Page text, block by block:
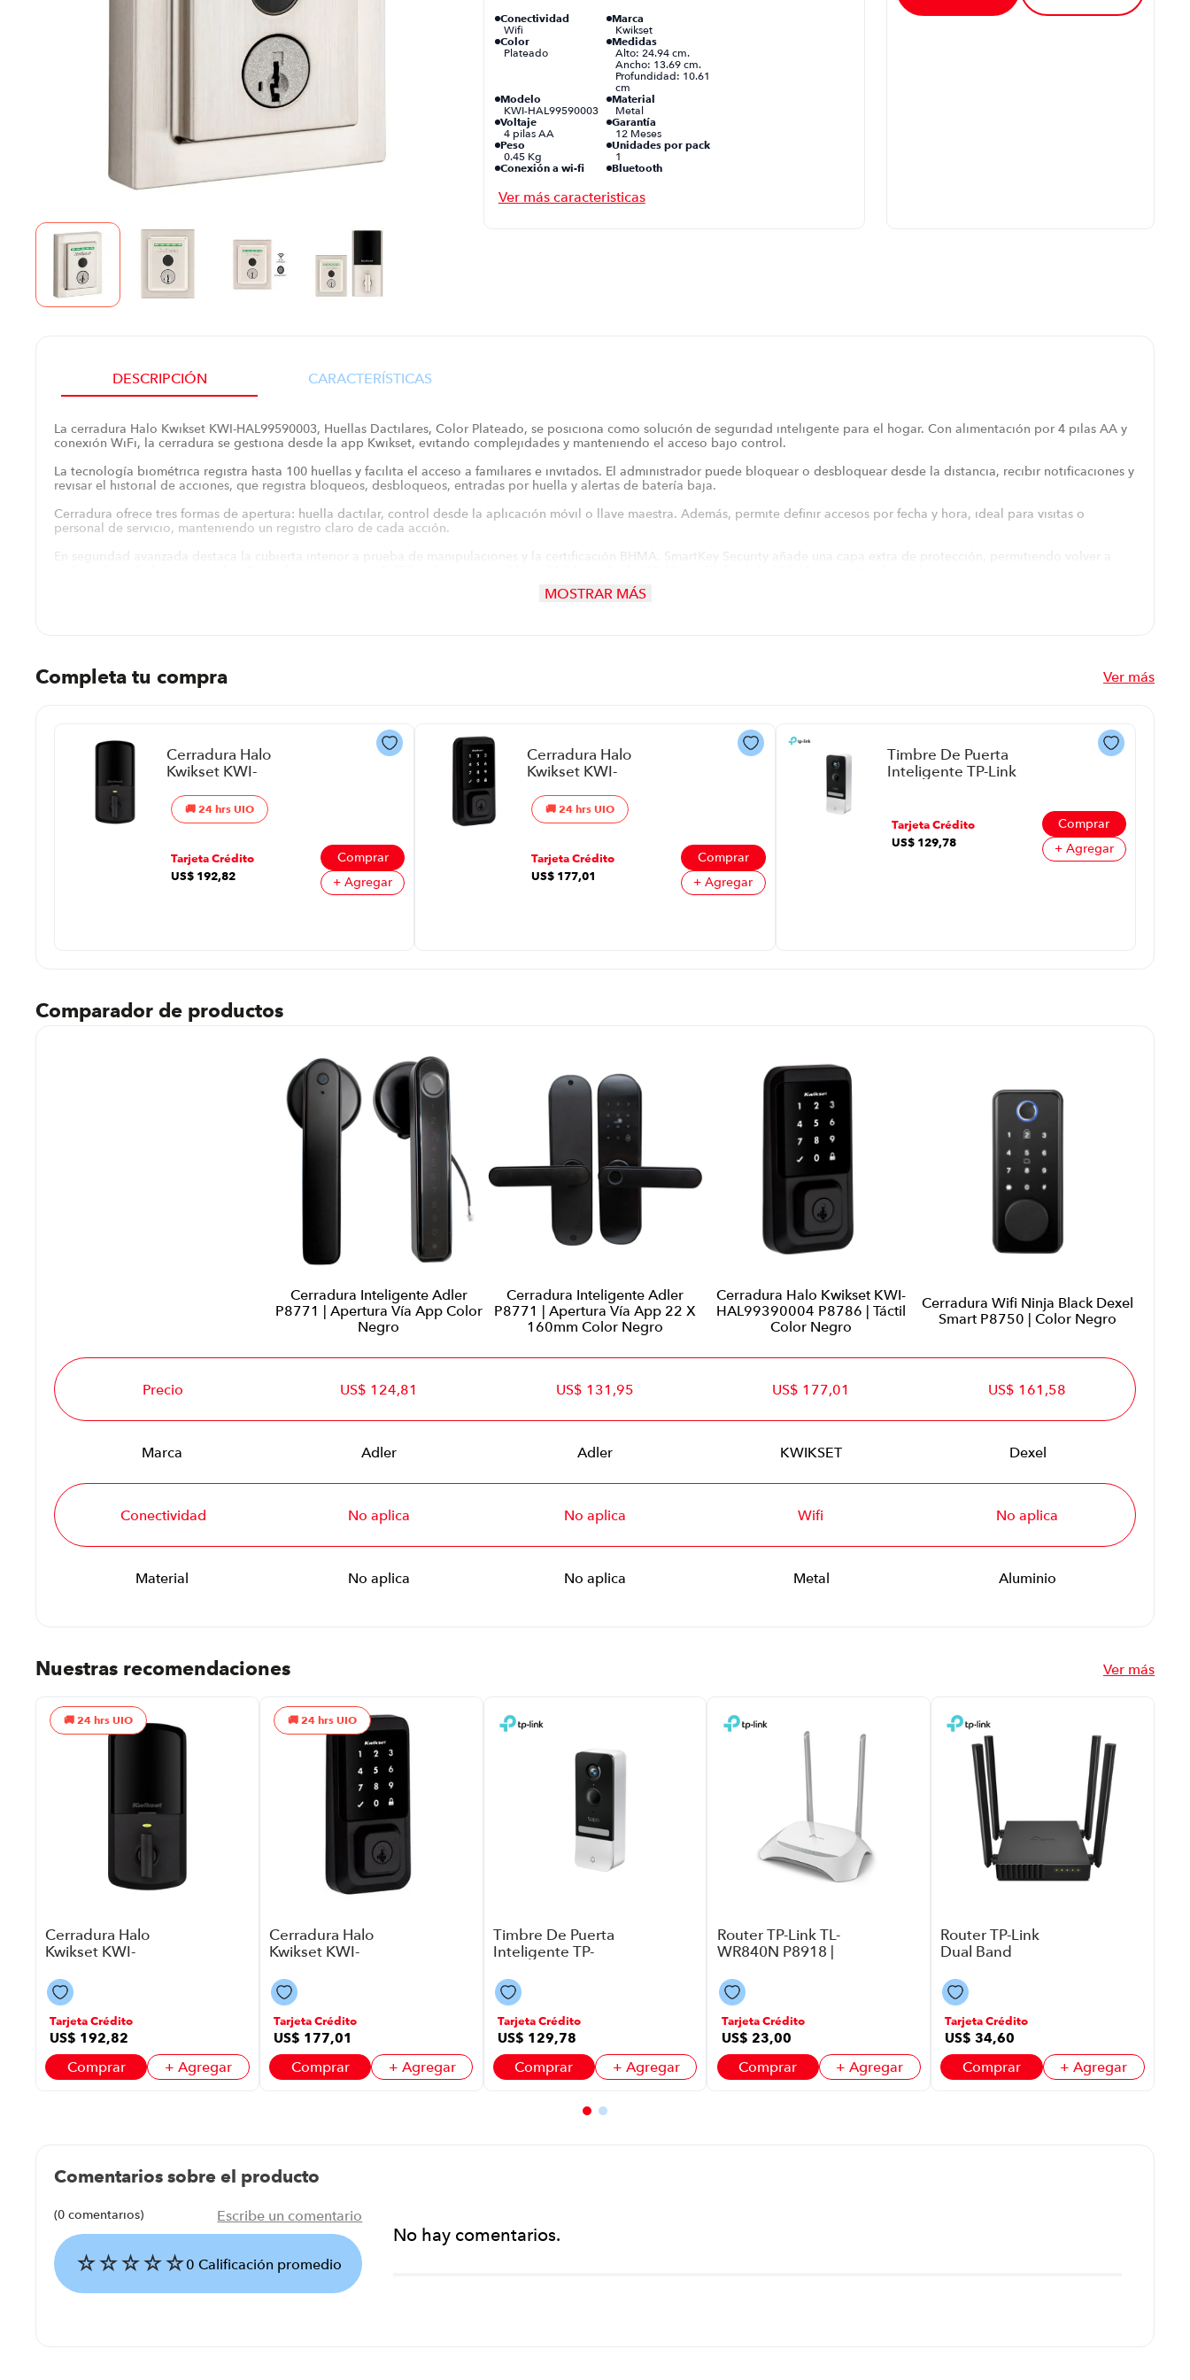
Conectividad
Wifi
Marca
Kwikset
Color
Plateado
Medidas
Alto: 24.94 cm.
Ancho: 13.69 cm.
Profundidad: 10.61
cm
Modelo
KWI-HAL99590003
Material
Metal
Voltaje
4 pilas AA
Garantía
12 Meses
Peso
0.45 Kg
Unidades por pack
1
Conexión a wi-fi
Bluetooth
Características
adicionales
DESCRIPCIÓN CARACTERÍSTICAS
La cerradura Halo Kwikset KWI-HAL99590003, Huellas Dactilares, Color Plateado, se posiciona como solución de seguridad inteligente para el hogar. Con alimentación por 4 pilas AA y
conexión WiFi, la cerradura se gestiona desde la app Kwikset, evitando complejidades y manteniendo el acceso bajo control.
La tecnología biométrica registra hasta 100 huellas y facilita el acceso a familiares e invitados. El administrador puede bloquear o desbloquear desde la distancia, recibir notificaciones y
revisar el historial de acciones, que registra bloqueos, desbloqueos, entradas por huella y alertas de batería baja.
Cerradura ofrece tres formas de apertura: huella dactilar, control desde la aplicación móvil o llave maestra. Además, permite definir accesos por fecha y hora, ideal para visitas o
personal de servicio, manteniendo un registro claro de cada acción.
En seguridad avanzada destaca la cubierta interior a prueba de manipulaciones y la certificación BHMA. SmartKey Security añade una capa extra de protección, permitiendo volver a
Para completar la experiencia de hogar conectado, la cerradura es compatible con Alexa y Google Assistant, posibilitando comandos de voz y verificación de estado mediante
MOSTRAR MÁS
Completa tu compra Ver más
Cerradura Halo
Kwikset KWI-
| Huellas Dactilares
Color Negro
24 hrs UIO
Tarjeta Crédito
US$ 192,82
Comprar
+ Agregar
Cerradura Halo
Kwikset KWI-
| Táctil Color Negro
24 hrs UIO
Tarjeta Crédito
US$ 177,01
Comprar
+ Agregar
Timbre De Puerta
Inteligente TP-Link
Tarjeta Crédito
US$ 129,78
Comprar
+ Agregar
Comparador de productos
Cerradura Inteligente Adler
P8771 | Apertura Vía App Color
Negro
Cerradura Inteligente Adler
P8771 | Apertura Vía App 22 X
160mm Color Negro
Cerradura Halo Kwikset KWI-
HAL99390004 P8786 | Táctil
Color Negro
Cerradura Wifi Ninja Black Dexel
Smart P8750 | Color Negro
Precio US$ 124,81 US$ 131,95 US$ 177,01 US$ 161,58
Marca Adler Adler KWIKSET Dexel
Conectividad No aplica No aplica Wifi No aplica
Material No aplica No aplica Metal Aluminio
Nuestras recomendaciones Ver más
24 hrs UIO
Cerradura Halo
Kwikset KWI-
P8786 | Huellas
Dactilares Color
Negro
Tarjeta Crédito
US$ 192,82
Comprar + Agregar
24 hrs UIO
Cerradura Halo
Kwikset KWI-
P8786 | Táctil
Color Negro
Tarjeta Crédito
US$ 177,01
Comprar + Agregar
Timbre De Puerta
Inteligente TP-
P8918 | Color
Blanco
Tarjeta Crédito
US$ 129,78
Comprar + Agregar
Router TP-Link TL-
WR840N P8918 |
Blanco
Tarjeta Crédito
US$ 23,00
Comprar + Agregar
Router TP-Link
Dual Band
C50 P8918 | Color
Negro
Tarjeta Crédito
US$ 34,60
Comprar + Agregar
Comentarios sobre el producto
☆☆☆☆☆0 Calificación promedio
(0 comentarios) Escribe un comentario
No hay comentarios.